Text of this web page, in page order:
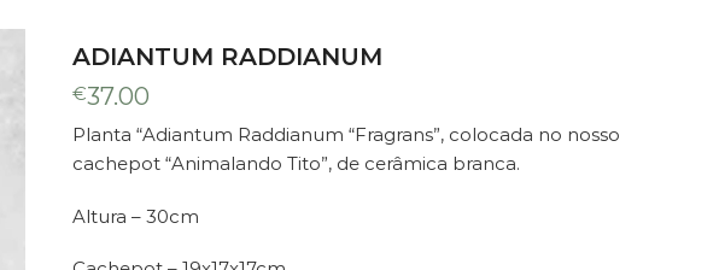
Tito", de cerâmica branca. Altura - 30cm Cachepot - 19x17x17cm
ADIANTUM RADDIANUM
€37.00
Planta “Adiantum Raddianum “Fragrans”, colocada no nosso
cachepot “Animalando Tito”, de cerâmica branca.
Altura – 30cm